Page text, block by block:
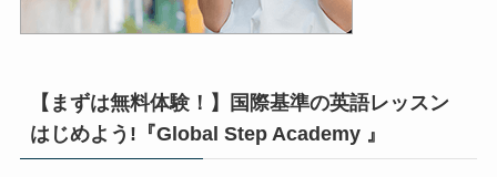
【まずは無料体験！】国際基準の英語レッスン
はじめよう!『Global Step Academy 』